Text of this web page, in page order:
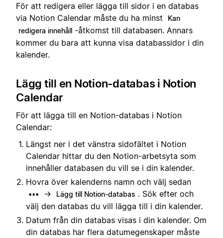
För att redigera eller lägga till sidor i en databas
via Notion Calendar måste du ha minst
Kan
redigera innehåll -åtkomst till databasen. Annars
kommer du bara att kunna visa databassidor i din
kalender.
Lägg till en Notion-databas i Notion
Calendar
För att lägga till en Notion-databas i Notion
Calendar:
Längst ner i det vänstra sidofältet i Notion
Calendar hittar du den Notion-arbetsyta som
innehåller databasen du vill se i din kalender.
Hovra över kalenderns namn och välj sedan
••• → Lägg till Notion-databas . Sök efter och
välj den databas du vill lägga till i din kalender.
Datum från din databas visas i din kalender. Om
din databas har flera datumegenskaper måste